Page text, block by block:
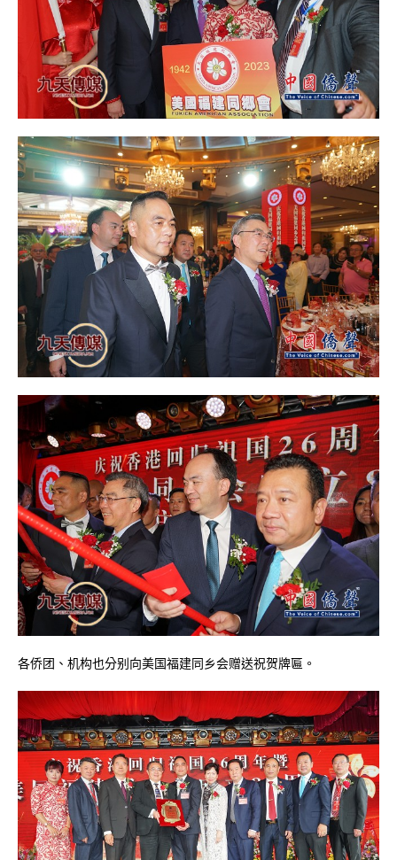
各侨团、机构也分别向美国福建同乡会赠送祝贺牌匾。